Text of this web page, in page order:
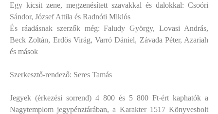
Egy kicsit zene, megzenésített szavakkal és dalokkal: Csoóri
Sándor, József Attila és Radnóti Miklós
És ráadásnak szerzők még: Faludy György, Lovasi András,
Beck Zoltán, Erdős Virág, Varró Dániel, Závada Péter, Azariah
és mások
Szerkesztő-rendező: Seres Tamás
Jegyek (érkezési sorrend) 4 800 és 5 800 Ft-ért kaphatók a
Nagytemplom jegypénztárában, a Karakter 1517 Könyvesbolt